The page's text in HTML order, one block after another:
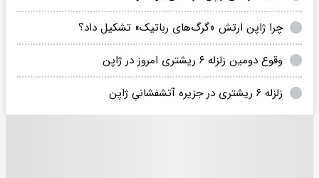
چرا ژاپن ارتش «گرگ‌های رباتیک» تشکیل داد؟
وقوع دومین زلزله ۶ ریشتری امروز در ژاپن
زلزله ۶ ریشتری در جزیره آتشفشانیِ ژاپن